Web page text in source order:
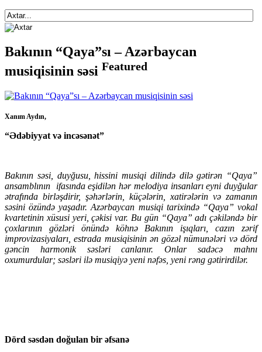
Bakının “Qaya”sı – Azərbaycan
musiqisinin səsi Featured
Xanım Aydın,
“Ədəbiyyat və incəsənət”
Bakının səsi, duyğusu, hissini musiqi dilində dilə gətirən “Qaya”
ansamblının
ifasında eşidilən hər melodiya insanları eyni duyğular
ətrafında birləşdirir, şəhərlərin, küçələrin, xatirələrin və zamanın
səsini özündə yaşadır. Azərbaycan musiqi tarixində “Qaya” vokal
kvartetinin xüsusi yeri, çəkisi var. Bu gün “Qaya” adı çəkiləndə bir
çoxlarının gözləri önündə köhnə Bakının işıqları, cazın zərif
improvizasiyaları, estrada musiqisinin ən gözəl nümunələri və dörd
gəncin harmonik səsləri canlanır. Onlar sadəcə mahnı
oxumurdular; səsləri ilə musiqiyə yeni nəfəs, yeni rəng gətirirdilər.
Dörd səsdən doğulan bir əfsanə